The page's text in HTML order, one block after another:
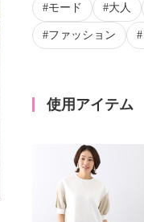
モード 大人
ファッション
使用アイテム